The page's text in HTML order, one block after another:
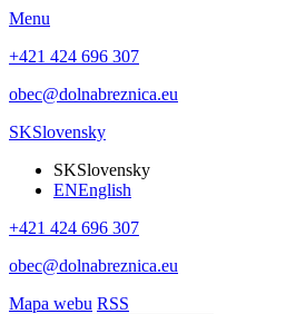
Menu
+421 424 696 307
obec@dolnabreznica.eu
SKSlovensky
SKSlovensky
ENEnglish
+421 424 696 307
obec@dolnabreznica.eu
Mapa webu RSS